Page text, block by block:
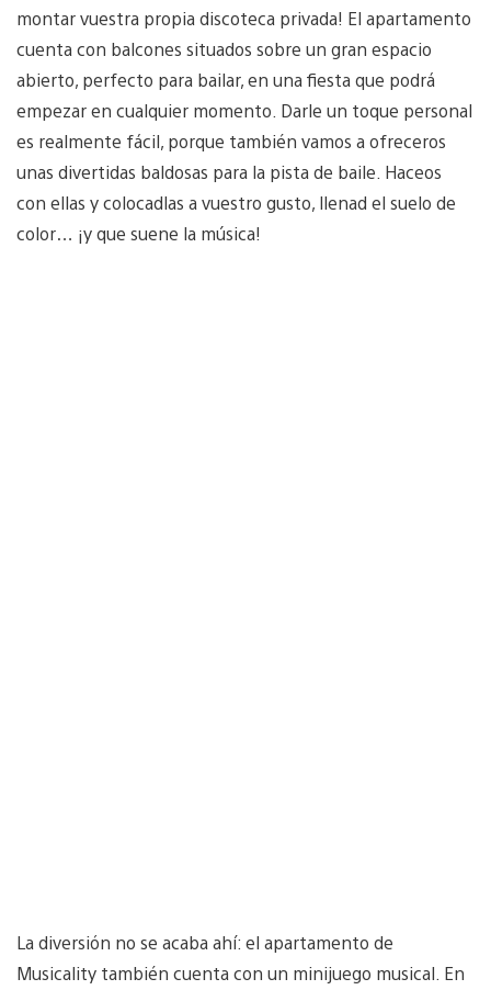
montar vuestra propia discoteca privada! El apartamento
cuenta con balcones situados sobre un gran espacio
abierto, perfecto para bailar, en una fiesta que podrá
empezar en cualquier momento. Darle un toque personal
es realmente fácil, porque también vamos a ofreceros
unas divertidas baldosas para la pista de baile. Haceos
con ellas y colocadlas a vuestro gusto, llenad el suelo de
color… ¡y que suene la música!
La diversión no se acaba ahí: el apartamento de
Musicality también cuenta con un minijuego musical. En